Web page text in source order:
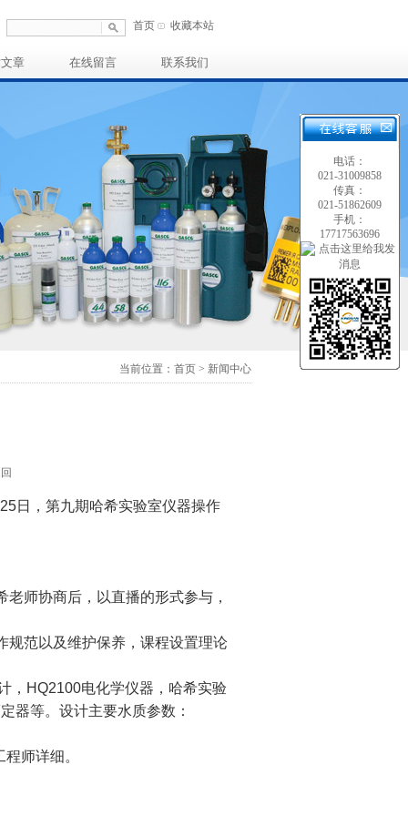
首页 收藏本站
章 在线留言 联系我们
当前位置：首页 > 新闻中心
日，第九期哈希实验室仪器操作
师协商后，以直播的形式参与，
规范以及维护保养，课程设置理论
，HQ2100电化学仪器，哈希实验
器等。设计主要水质参数：
师详细。
电话：
021-31009858
传真：
021-51862609
手机：
17717563696